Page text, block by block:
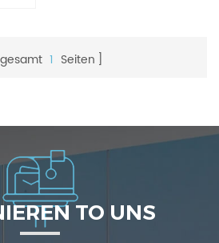
1 Seiten
TO UNS